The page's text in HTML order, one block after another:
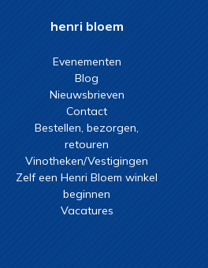
henri bloem
Evenementen
Blog
Nieuwsbrieven
Contact
Bestellen, bezorgen,
retouren
Vinotheken/Vestigingen
Zelf een Henri Bloem winkel
beginnen
Vacatures